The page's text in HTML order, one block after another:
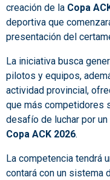
creación de la Copa
deportiva que
presentación del
La iniciativa busca
pilotos y equipos,
actividad provincial,
que más competidores
desafío de luchar por
Copa ACK 2026.
La competencia tendrá
contará con un sistema